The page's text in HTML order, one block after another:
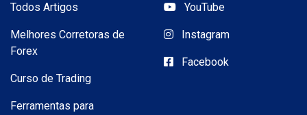
Todos Artigos
Melhores Corretoras de
Forex
Curso de Trading
Ferramentas para
YouTube
Instagram
Facebook